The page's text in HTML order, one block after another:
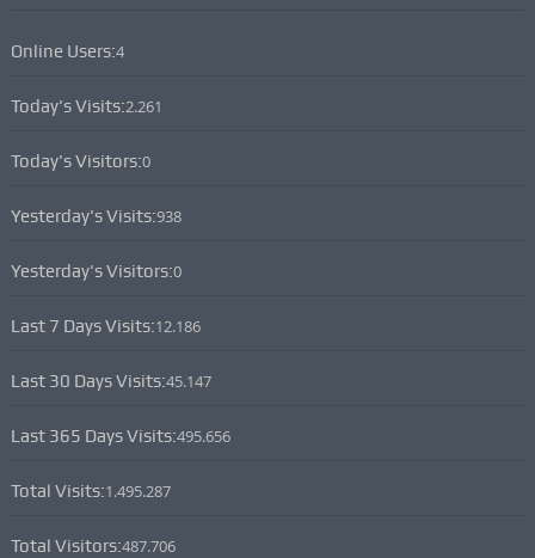
Online Users:4
Today's Visits:2.261
Today's Visitors:0
Yesterday's Visits:938
Yesterday's Visitors:0
Last 7 Days Visits:12.186
Last 30 Days Visits:45.147
Last 365 Days Visits:495.656
Total Visits:1.495.287
Total Visitors:487.706